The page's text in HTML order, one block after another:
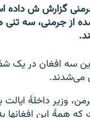
رادیو اروپای
گزارش ش داده
از جرمنی، سه
سه افغان در یک
می‌شدند.
وزیر داخلۀ ایالت
گفت که همۀ این